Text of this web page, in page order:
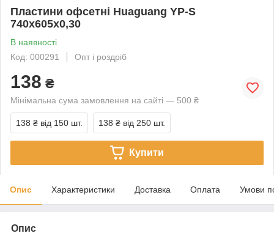
Пластини офсетні Huaguang YP-S
740x605x0,30
В наявності
Код: 000291
Опт і роздріб
138 ₴
Мінімальна сума замовлення на сайті — 500 ₴
138 ₴ від 150 шт. 138 ₴ від 250 шт.
Купити
Опис Характеристики Доставка Оплата Умови
Опис